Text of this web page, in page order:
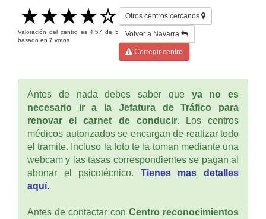
Valoración del centro es4.57 de5
basado en 7 votos.
Otros centros cercanos
Volver a Navarra
Corregir centro
Antes de nada debes saber que ya no es
necesario ir a la Jefatura de Tráfico para
renovar el carnet de conducir. Los centros
médicos autorizados se encargan de realizar todo
el tramite. Incluso la foto te la toman mediante una
webcam y las tasas correspondientes se pagan al
abonar el psicotécnico. Tienes mas detalles
aquí.
Antes de contactar con Centro reconocimientos